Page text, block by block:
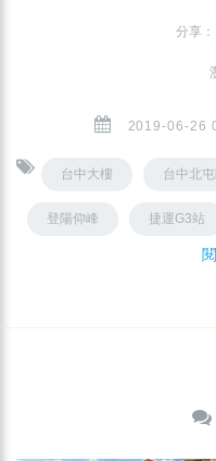
分享：
2019-06-26
台中大樓 台中北
登陽仰峰 捷運G3站